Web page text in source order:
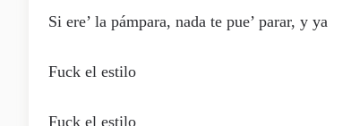
Si ere’ la pámpara, nada te pue’ parar, y ya
Fuck el estilo
Fuck el estilo